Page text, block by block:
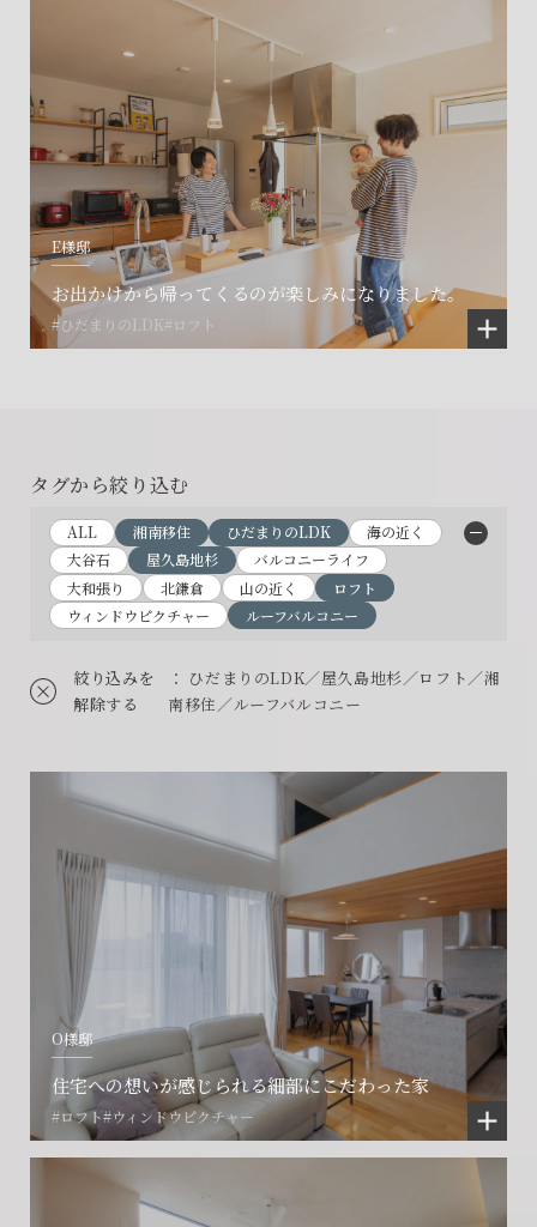
E様邸
お出かけから帰ってくるのが楽しみになりました。
#ひだまりのLDK#ロフト
タグから絞り込む
ALL 湘南移住 ひだまりのLDK
海の近く
大谷石
屋久島地杉
バルコニーライフ
大和張り
北鎌倉 山の近く
ロフト
ウィンドウピクチャー
ルーフバルコニー
絞り込みを
解除する
： ひだまりのLDK／屋久島地杉／ロフト／湘
南移住／ルーフバルコニー
O様邸
住宅への想いが感じられる細部にこだわった家
#ロフト#ウィンドウピクチャー